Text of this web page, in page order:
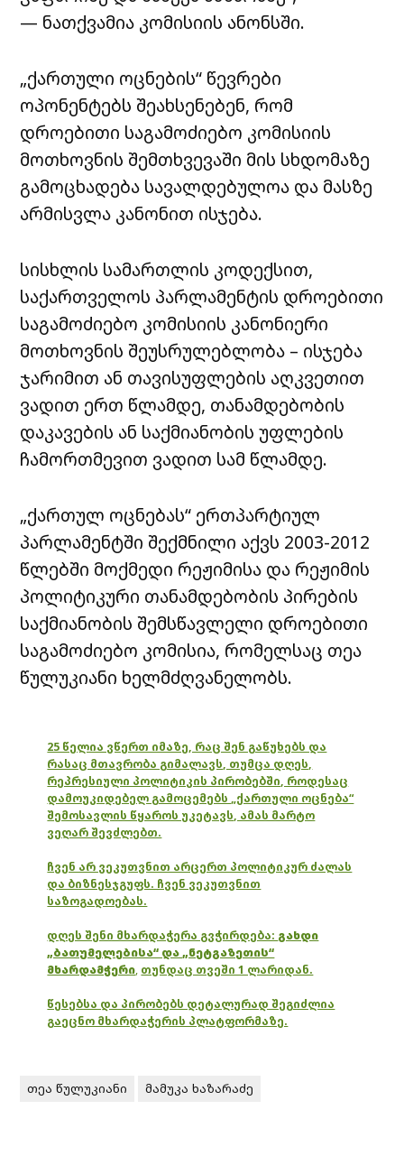
— ნათქვამია კომისიის ანონსში.
„ქართული ოცნების“ წევრები
ოპონენტებს შეახსენებენ, რომ
დროებითი საგამოძიებო კომისიის
მოთხოვნის შემთხვევაში მის სხდომაზე
გამოცხადება სავალდებულოა და მასზე
არმისვლა კანონით ისჯება.
სისხლის სამართლის კოდექსით,
საქართველოს პარლამენტის დროებითი
საგამოძიებო კომისიის კანონიერი
მოთხოვნის შეუსრულებლობა – ისჯება
ჯარიმით ან თავისუფლების აღკვეთით
ვადით ერთ წლამდე, თანამდებობის
დაკავების ან საქმიანობის უფლების
ჩამორთმევით ვადით სამ წლამდე.
„ქართულ ოცნებას“ ერთპარტიულ
პარლამენტში შექმნილი აქვს 2003-2012
წლებში მოქმედი რეჟიმისა და რეჟიმის
პოლიტიკური თანამდებობის პირების
საქმიანობის შემსწავლელი დროებითი
საგამოძიებო კომისია, რომელსაც თეა
წულუკიანი ხელმძღვანელობს.
25 წელია ვწერთ იმაზე, რაც შენ გაწუხებს და
რასაც მთავრობა გიმალავს, თუმცა დღეს,
რეპრესიული პოლიტიკის პირობებში, როდესაც
დამოუკიდებელ გამოცემებს „ქართული ოცნება“
შემოსავლის წყაროს უკეტავს, ამას მარტო
ვეღარ შევძლებთ.
ჩვენ არ ვეკუთვნით არცერთ პოლიტიკურ ძალას
და ბიზნესჯგუფს. ჩვენ ვეკუთვნით
საზოგადოებას.
დღეს შენი მხარდაჭერა გვჭირდება: გახდი
„ბათუმელებისა“ და „ნეტგაზეთის“
მხარდამჭერი, თუნდაც თვეში 1 ლარიდან.
წესებსა და პირობებს დეტალურად შეგიძლია
გაეცნო მხარდაჭერის პლატფორმაზე.
თეა წულუკიანი მამუკა ხაზარაძე